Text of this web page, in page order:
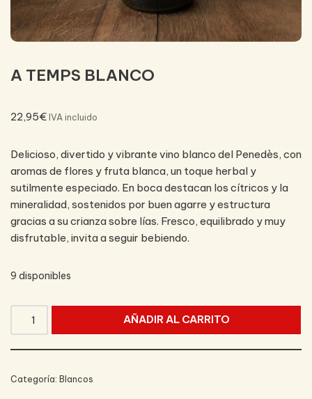
A TEMPS BLANCO
22,95€IVA incluido
Delicioso, divertido y vibrante vino blanco del Penedès, con
aromas de flores y fruta blanca, un toque herbal y
sutilmente especiado. En boca destacan los cítricos y la
mineralidad, sostenidos por buen agarre y estructura
gracias a su crianza sobre lías. Fresco, equilibrado y muy
disfrutable, invita a seguir bebiendo.
9 disponibles
AÑADIR AL CARRITO
Categoría: Blancos